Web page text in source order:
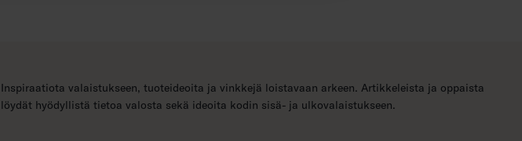
Inspiraatiota valaistukseen, tuoteideoita ja vinkkejä loistavaan arkeen. Artikkeleista ja oppaista
löydät hyödyllistä tietoa valosta sekä ideoita kodin sisä- ja ulkovalaistukseen.